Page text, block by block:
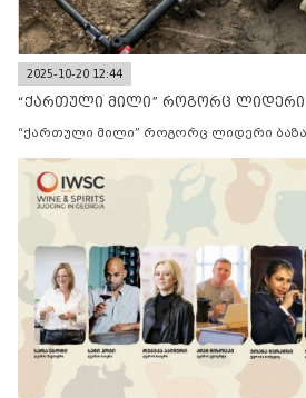
2025-10-20 12:44
“ქართული მილი” როგორც ლიდერი
“ქართული მილი” როგორც ლიდერი